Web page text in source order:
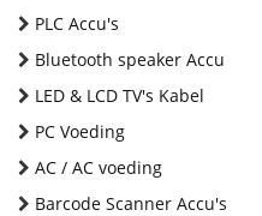
PLC Accu's
Bluetooth speaker Accu
LED & LCD TV's Kabel
PC Voeding
AC / AC voeding
Barcode Scanner Accu's